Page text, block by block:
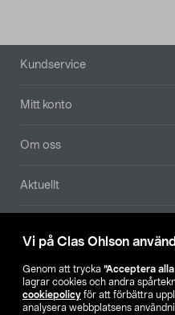
Vi på Clas Ohlson
Genom att trycka ”Acceptera
lagrar cookies och andra
cookiepolicy för att förbättra
analysera webbplatsens
Sidfot
Kundservice
Mitt konto
Om oss
Aktuellt
SE